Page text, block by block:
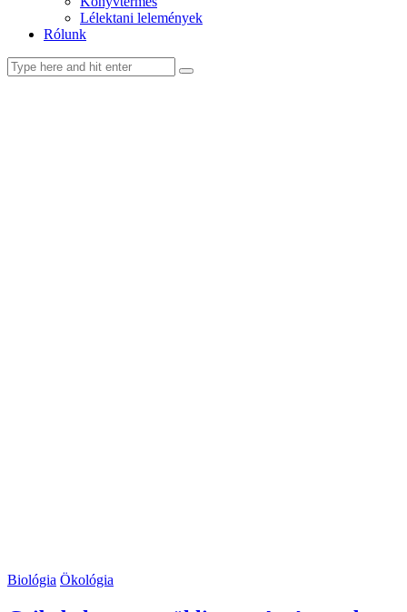
Lélektani lelemények
Rólunk
Biológia Ökológia